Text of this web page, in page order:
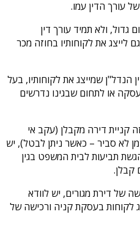
עורך הדין עמו.
גדול, ולא תמיד עורך דין
לייצג את לקוחותיו בחוזה מכר
הנדל"ן שמייצג את לקוחותיו, בעל
או לתחום שבגינו נדרשים
קניית דירה מקבלן (עקב אי
לא סביר – כאשר ניתן לבטל), יש
תביעות לבית המשפט בגין
קבלן.
של דירת מגורים, יש לוודא
לקוחות בעסקת קניה ורכישה של